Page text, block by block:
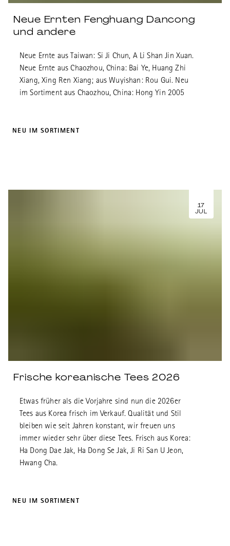
Neue Ernten Fenghuang Dancong
und andere
Neue Ernte aus Taiwan: Si Ji Chun, A Li Shan Jin Xuan.
Neue Ernte aus Chaozhou, China: Bai Ye, Huang Zhi
Xiang, Xing Ren Xiang; aus Wuyishan: Rou Gui. Neu
im Sortiment aus Chaozhou, China: Hong Yin 2005
NEU IM SORTIMENT
17
JUL
Frische koreanische Tees 2026
Etwas früher als die Vorjahre sind nun die 2026er
Tees aus Korea frisch im Verkauf. Qualität und Stil
bleiben wie seit Jahren konstant, wir freuen uns
immer wieder sehr über diese Tees. Frisch aus Korea:
Ha Dong Dae Jak, Ha Dong Se Jak, Ji Ri San U Jeon,
Hwang Cha.
NEU IM SORTIMENT